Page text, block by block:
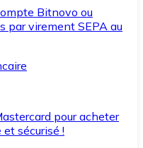
Bitnovo ou
par virement SEPA au
pour acheter
sécurisé !